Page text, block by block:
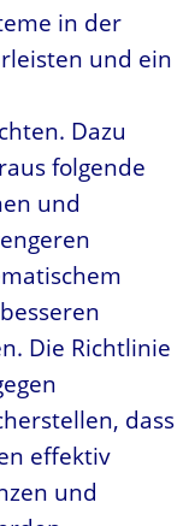
in der
und ein
Dazu
folgende
und
Die Richtlinie
dass
effektiv
und